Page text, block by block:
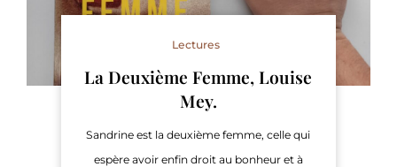
Lectures
La Deuxième Femme, Louise
Mey.
Sandrine est la deuxième femme, celle qui
espère avoir enfin droit au bonheur et à